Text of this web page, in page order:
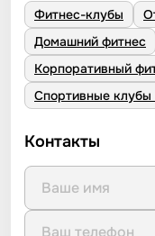
Фитнес-клубы
Домашний фитнес
Корпоративный
Спортивные клубы
Контакты